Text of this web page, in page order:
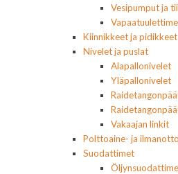
Vesipumput ja
Kiinnikkeet ja pidikkeet
Nivelet ja puslat
Alapallonivelet
Yläpallonivelet
Vakaajan linkit
Polttoaine- ja
Suodattimet